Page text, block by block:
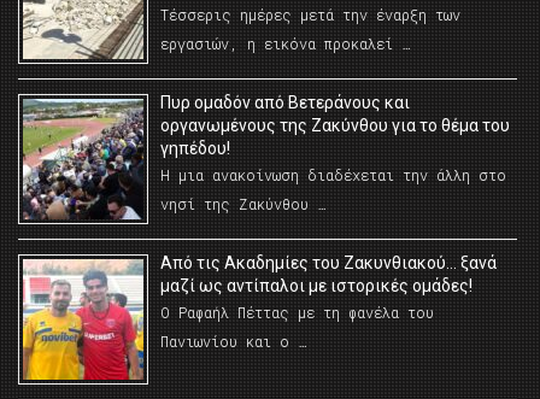
Τέσσερις ημέρες μετά την έναρξη των
εργασιών, η εικόνα προκαλεί …
Πυρ ομαδόν από Βετεράνους και
οργανωμένους της Ζακύνθου για το θέμα του
γηπέδου!
Η μια ανακοίνωση διαδέχεται την άλλη στο
νησί της Ζακύνθου …
Από τις Ακαδημίες του Ζακυνθιακού… ξανά
μαζί ως αντίπαλοι με ιστορικές ομάδες!
Ο Ραφαήλ Πέττας με τη φανέλα του
Πανιωνίου και ο …